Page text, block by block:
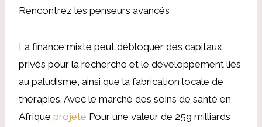
Rencontrez les penseurs avancés
La finance mixte peut débloquer des capitaux
privés pour la recherche et le développement liés
au paludisme, ainsi que la fabrication locale de
thérapies. Avec le marché des soins de santé en
Afrique projeté Pour une valeur de 259 milliards